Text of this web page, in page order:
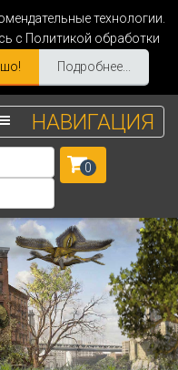
технологии.
с Политикой обработки
Подробнее...
НАВИГАЦИЯ
0